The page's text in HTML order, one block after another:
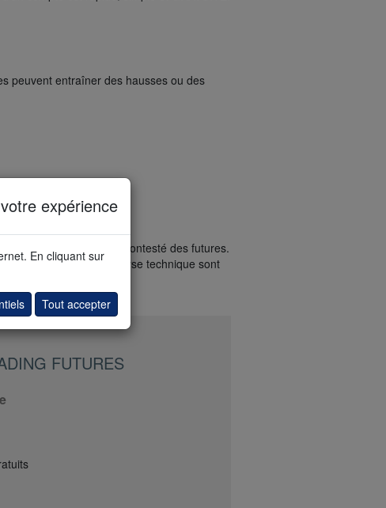
peuvent entraîner des hausses ou des
est le leader incontesté des futures.
vos signaux d'analyse technique sont
FUTURES
expérience
En cliquant sur
Tout accepter